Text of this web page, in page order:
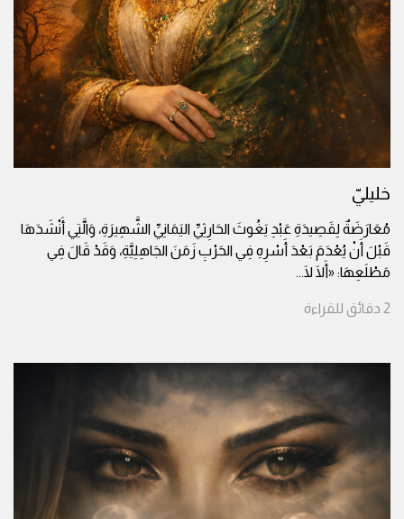
خليليّ
مُعَارَضَةٌ لِقَصِيدَةِ عَبْدِ يَغُوثَ الحَارِثِيِّ اليَمَانِيِّ الشَّهِيرَةِ، وَالَّتِي أَنْشَدَهَا
قَبْلَ أَنْ يُعْدَمَ بَعْدَ أَسْرِهِ فِي الحَرْبِ زَمَنَ الجَاهِلِيَّةِ، وَقَدْ قَالَ فِي
مَطْلَعِهَا: «أَلَا لَا...
2 دقائق للقراءة